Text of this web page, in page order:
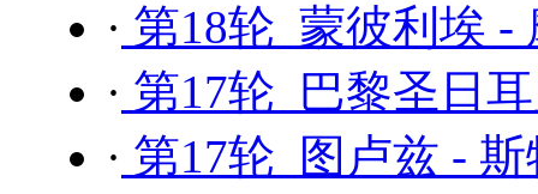
· 第18轮 蒙彼利埃 -
· 第17轮 巴黎圣日
· 第17轮 图卢兹 -